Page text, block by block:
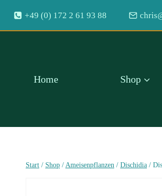
Inhalt
springen
+49 (0) 172 2 61 93 88
Home Shop
Start / Shop / Ameisenpflanzen / Dischidia /